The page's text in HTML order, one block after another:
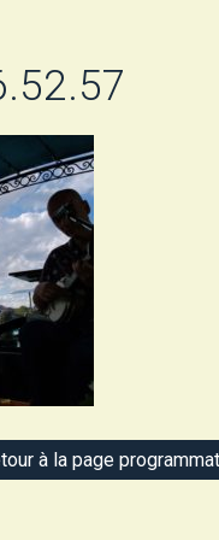
à la page